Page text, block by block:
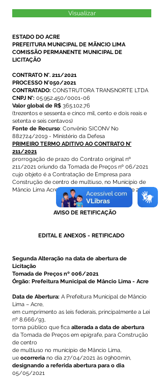
Visualizar
ESTADO DO ACRE
PREFEITURA MUNICIPAL DE MÃNCIO LIMA
COMISSÃO PERMANENTE MUNICIPAL DE
LICITAÇÃO
CONTRATO N°. 211/2021
PROCESSO N°050/2021
CONTRATADO: CONSTRUTORA TRANSNORTE LTDA
CNPJ N°: 05.952.450/0001-06
Valor global de R$ 365.102,76
(trezentos e sessenta e cinco mil, cento e dois reais e
setenta e seis centavos)
Fonte de Recurso: Convênio SICONV No
882724/2019 - Ministério da Defesa
PRIMEIRO TERMO ADITIVO AO CONTRATO N°
211/2021
prorrogação de prazo do Contrato original nº
211/2021 oriundo da Tomada de Preços nº 06/2021
cujo objeto é a Contratação de Empresa para
Construção de centro de multiuso, no Município de
Mâncio Lima Acre, até o dia 31 de dezembro de 2022.
AVISO DE RETIFICAÇÃO
EDITAL E ANEXOS - RETIFICADO
Segunda Alteração na data de abertura de
Licitação
Tomada de Preços nº 006/2021
Órgão: Prefeitura Municipal de Mâncio Lima - Acre
Data de Abertura: A Prefeitura Municipal de Mâncio
Lima – Acre,
em cumprimento as leis federais, principalmente a Lei
nº 8.666/93,
torna público que fica alterada a data de abertura
da Tomada de Preços em epígrafe, para Construção
de centro
de multiuso no município de Mâncio Lima,
ue ocorreria no dia 27/04/2021 às 09h00min,
designando a referida abertura para o dia
05/05/2021